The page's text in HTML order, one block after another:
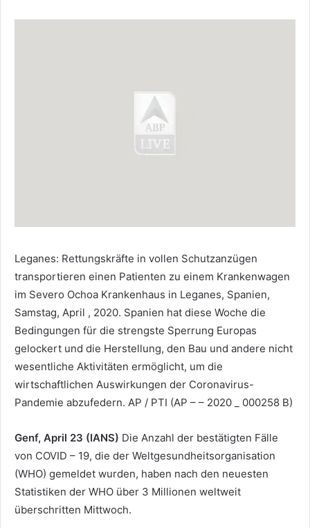
Leganes: Rettungskräfte in vollen Schutzanzügen
transportieren einen Patienten zu einem Krankenwagen
im Severo Ochoa Krankenhaus in Leganes, Spanien,
Samstag, April , 2020. Spanien hat diese Woche die
Bedingungen für die strengste Sperrung Europas
gelockert und die Herstellung, den Bau und andere nicht
wesentliche Aktivitäten ermöglicht, um die
wirtschaftlichen Auswirkungen der Coronavirus-
Pandemie abzufedern. AP / PTI (AP – – 2020 _ 000258 B)
Genf, April 23 (IANS) Die Anzahl der bestätigten Fälle
von COVID – 19, die der Weltgesundheitsorganisation
(WHO) gemeldet wurden, haben nach den neuesten
Statistiken der WHO über 3 Millionen weltweit
überschritten Mittwoch.